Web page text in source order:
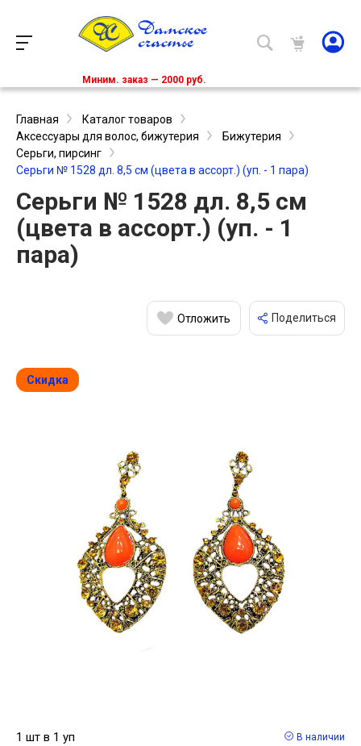
Миним. заказ — 2000 руб.
Главная
Каталог товаров
Аксессуары для волос, бижутерия
Бижутерия
Серьги, пирсинг
Серьги № 1528 дл. 8,5 см (цвета в ассорт.) (уп. - 1 пара)
Серьги № 1528 дл. 8,5 см
(цвета в ассорт.) (уп. - 1
пара)
Отложить Поделиться
Скидка
1 шт в 1 уп
В наличии